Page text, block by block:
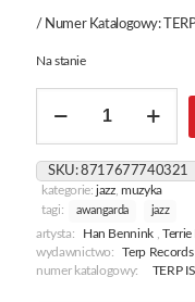
/ Numer Katalogowy:
Na stanie
Zeng
SKU:8717677740321
kategorie: jazz,muzyka
tagi:
awangarda jazz
artysta: Han Bennink ,
wydawnictwo:
Terp Records
numer katalogowy:
TERP